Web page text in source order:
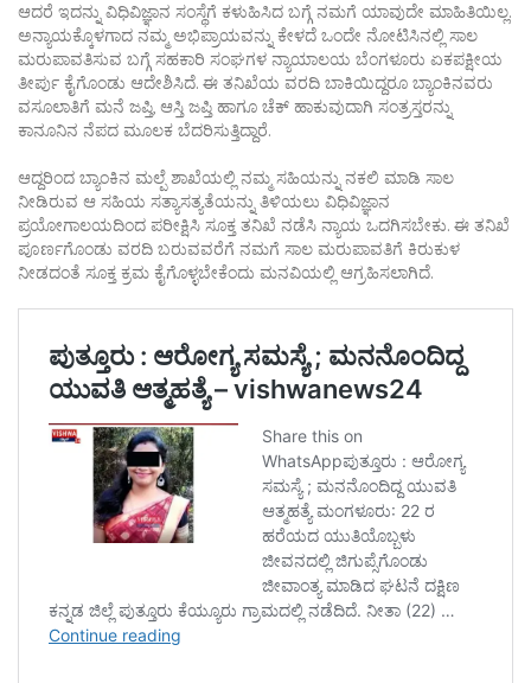
ಆದರೆ ಇದನ್ನು ವಿಧಿವಿಜ್ಞಾನ ಸಂಸ್ಥೆಗೆ ಕಳುಹಿಸಿದ ಬಗ್ಗೆ ನಮಗೆ ಯಾವುದೇ ಮಾಹಿತಿಯಿಲ್ಲ.
ಅನ್ಯಾಯಕ್ಕೊಳಗಾದ ನಮ್ಮ ಅಭಿಪ್ರಾಯವನ್ನು ಕೇಳದೆ ಒಂದೇ ನೋಟಿಸಿನಲ್ಲಿ ಸಾಲ
ಮರುಪಾವತಿಸುವ ಬಗ್ಗೆ ಸಹಕಾರಿ ಸಂಘಗಳ ನ್ಯಾಯಾಲಯ ಬೆಂಗಳೂರು ಏಕಪಕ್ಷೀಯ
ತೀರ್ಪು ಕೈಗೊಂಡು ಆದೇಶಿಸಿದೆ. ಈ ತನಿಖೆಯ ವರದಿ ಬಾಕಿಯಿದ್ದರೂ ಬ್ಯಾಂಕಿನವರು
ವಸೂಲಾತಿಗೆ ಮನೆ ಜಪ್ತಿ, ಆಸ್ತಿ ಜಪ್ತಿ ಹಾಗೂ ಚೆಕ್ ಹಾಕುವುದಾಗಿ ಸಂತ್ರಸ್ತರನ್ನು
ಕಾನೂನಿನ ನೆಪದ ಮೂಲಕ ಬೆದರಿಸುತ್ತಿದ್ದಾರೆ.
ಆದ್ದರಿಂದ ಬ್ಯಾಂಕಿನ ಮಲ್ಪೆ ಶಾಖೆಯಲ್ಲಿ ನಮ್ಮ ಸಹಿಯನ್ನು ನಕಲಿ ಮಾಡಿ ಸಾಲ
ನೀಡಿರುವ ಆ ಸಹಿಯ ಸತ್ಯಾಸತ್ಯತೆಯನ್ನು ತಿಳಿಯಲು ವಿಧಿವಿಜ್ಞಾನ
ಪ್ರಯೋಗಾಲಯದಿಂದ ಪರೀಕ್ಷಿಸಿ ಸೂಕ್ತ ತನಿಖೆ ನಡೆಸಿ ನ್ಯಾಯ ಒದಗಿಸಬೇಕು. ಈ ತನಿಖೆ
ಪೂರ್ಣಗೊಂಡು ವರದಿ ಬರುವವರೆಗೆ ನಮಗೆ ಸಾಲ ಮರುಪಾವತಿಗೆ ಕಿರುಕುಳ
ನೀಡದಂತೆ ಸೂಕ್ತ ಕ್ರಮ ಕೈಗೊಳ್ಳಬೇಕೆಂದು ಮನವಿಯಲ್ಲಿ ಆಗ್ರಹಿಸಲಾಗಿದೆ.